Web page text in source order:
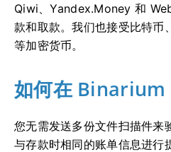
Qiwi、Yandex.Money 和
款和取款。我们也接受比特币
等加密货币。
如何在 Binarium
您无需发送多份文件扫描件来
与存款时相同的账单信息进行